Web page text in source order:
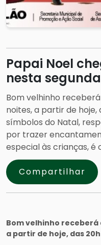
Papai Noel
nesta
Bom velhinho
noites, a partir de hoje,
símbolos do Natal,
por trazer
especial às crianças, é
Compartilhar
Bom velhinho
a partir de hoje, das